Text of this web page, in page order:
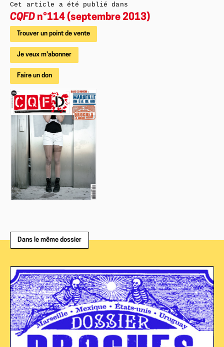
Cet article a été publié dans
CQFD n°114 (septembre 2013)
Trouver un point de vente
Je veux m'abonner
Faire un don
Dans le même dossier